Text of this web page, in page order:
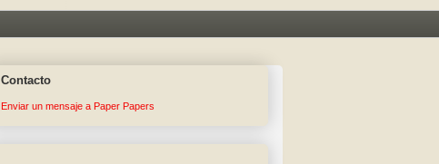
Contacto
Enviar un mensaje a Paper Papers